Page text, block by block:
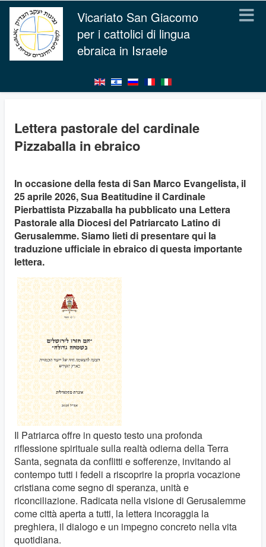
Vicariato San Giacomo
per i cattolici di lingua
ebraica in Israele
Lettera pastorale del cardinale
Pizzaballa in ebraico
In occasione della festa di San Marco Evangelista, il
25 aprile 2026, Sua Beatitudine il Cardinale
Pierbattista Pizzaballa ha pubblicato una Lettera
Pastorale alla Diocesi del Patriarcato Latino di
Gerusalemme. Siamo lieti di presentare qui la
traduzione ufficiale in ebraico di questa importante
lettera.
Il Patriarca offre in questo testo una profonda
riflessione spirituale sulla realtà odierna della Terra
Santa, segnata da conflitti e sofferenze, invitando al
contempo tutti i fedeli a riscoprire la propria vocazione
cristiana come segno di speranza, unità e
riconciliazione. Radicata nella visione di Gerusalemme
come città aperta a tutti, la lettera incoraggia la
preghiera, il dialogo e un impegno concreto nella vita
quotidiana.